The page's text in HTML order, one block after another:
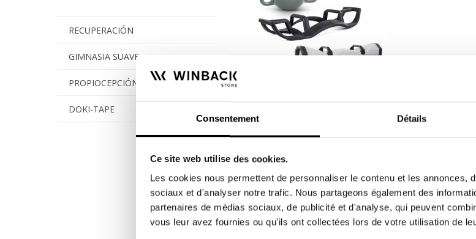
Consentement Détails
Ce site web utilise des cookies.
Les cookies nous permettent de personnaliser le contenu et les annonces,
sociaux et d'analyser notre trafic. Nous partageons également des
partenaires de médias sociaux, de publicité et d'analyse, qui peuvent
vous leur avez fournies ou qu'ils ont collectées lors de votre utilisation de
RECUPERACIÓN
GIMNASIA SUAVE
PROPIOCEPCIÓN
DOKI-TAPE
Pack de rehabilitación deportiva
accesorios BOSU® diseñado para
352,00 € 281,60 €